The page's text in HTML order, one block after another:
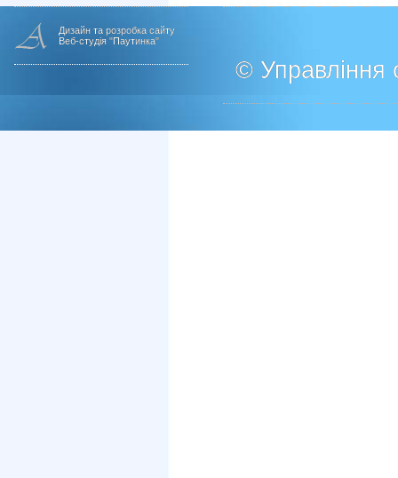
Дизайн та розробка сайту
Веб-студія "Паутинка"
© Управління